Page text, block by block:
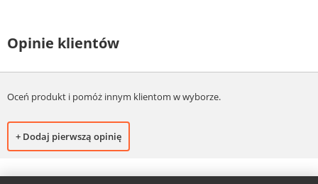
Opinie klientów
Oceń produkt i pomóż innym klientom w wyborze.
+ Dodaj pierwszą opinię